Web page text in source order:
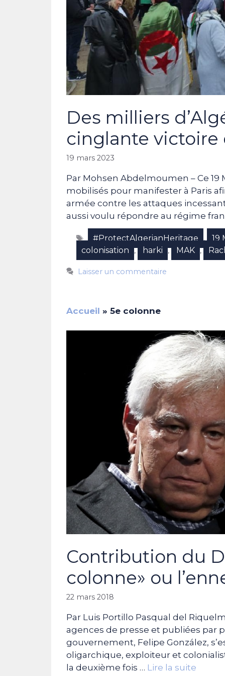
Des milliers
cinglante victoire
19 mars 2023
Par Mohsen Abdelmoumen – Ce 19
mobilisés pour manifester à Paris
armée contre les attaques
aussi voulu répondre au régime
Étiquettes
#ProtectAlgerianHeritage , 19
colonisation , harki , MAK ,
Laisser un commentaire
Accueil » 5e colonne
Contribution du
colonne» ou
22 mars 2018
Par Luis Portillo Pasqual del
agences de presse et publiées par
gouvernement, Felipe González,
oligarchique, exploiteur et
la deuxième fois … Lire la suite